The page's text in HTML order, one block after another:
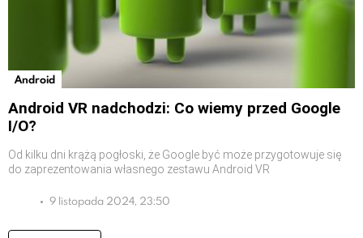
Android
Android VR nadchodzi: Co wiemy przed Google
I/O?
Od kilku dni krążą pogłoski, że Google być może przygotowuje się
do zaprezentowania własnego zestawu Android VR
9 listopada 2024, 23:50